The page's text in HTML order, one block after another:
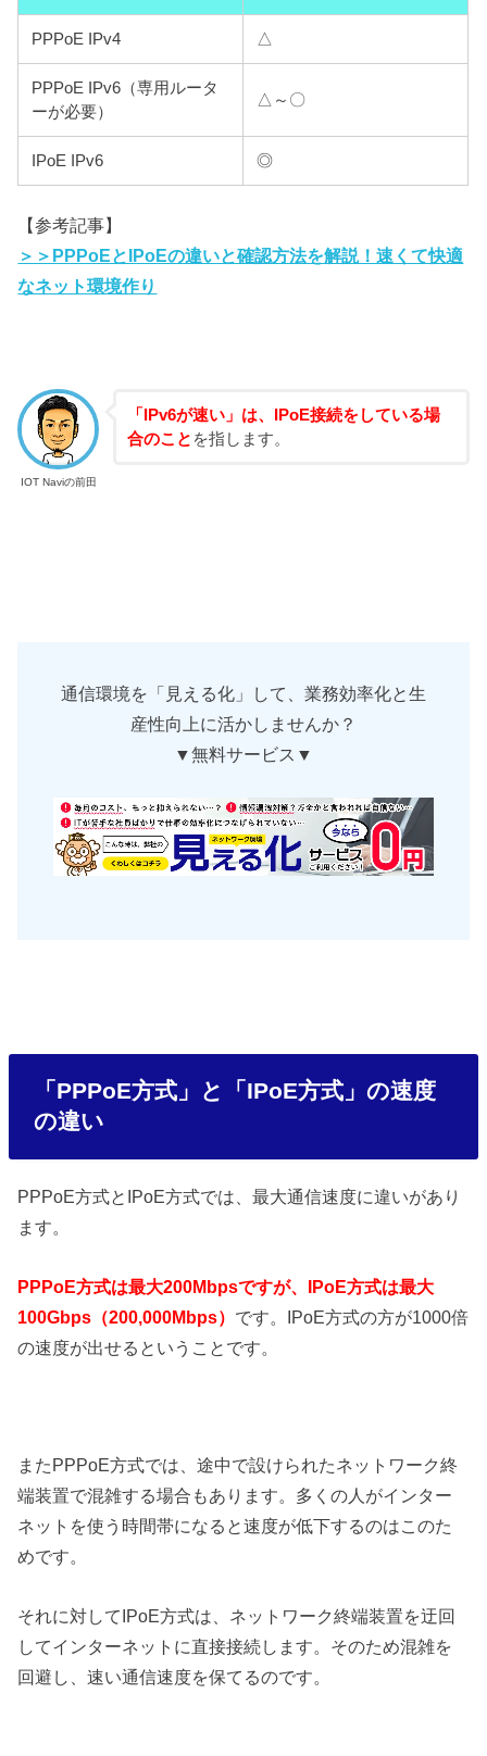
PPPoE IPv4 △
PPPoE IPv6（専用ルータ
ーが必要）
△～〇
IPoE IPv6 ◎
【参考記事】
＞＞PPPoEとIPoEの違いと確認方法を解説！速くて快適
なネット環境作り
IOT Naviの前田
「IPv6が速い」は、IPoE接続をしている場
合のこと を指します。
通信環境を「見える化」して、業務効率化と生
産性向上に活かしませんか？
▼無料サービス▼
「PPPoE方式」と「IPoE方式」の速度
の違い
PPPoE方式とIPoE方式では、最大通信速度に違いがあり
ます。
PPPoE方式は最大200Mbpsですが、IPoE方式は最大
100Gbps（200,000Mbps） です。IPoE方式の方が1000倍
の速度が出せるということです。
またPPPoE方式では、途中で設けられたネットワーク終
端装置で混雑する場合もあります。多くの人がインター
ネットを使う時間帯になると速度が低下するのはこのた
めです。
それに対してIPoE方式は、ネットワーク終端装置を迂回
してインターネットに直接接続します。そのため混雑を
回避し、速い通信速度を保てるのです。